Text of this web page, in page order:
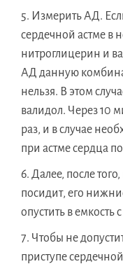
Измерить АД.
сердечной астме в
нитроглицерин и
АД данную
нельзя. В этом
валидол. Через 10
раз, и в случае
при астме сердца
Далее, после
посидит, его
опустить в емкость
Чтобы не
приступе